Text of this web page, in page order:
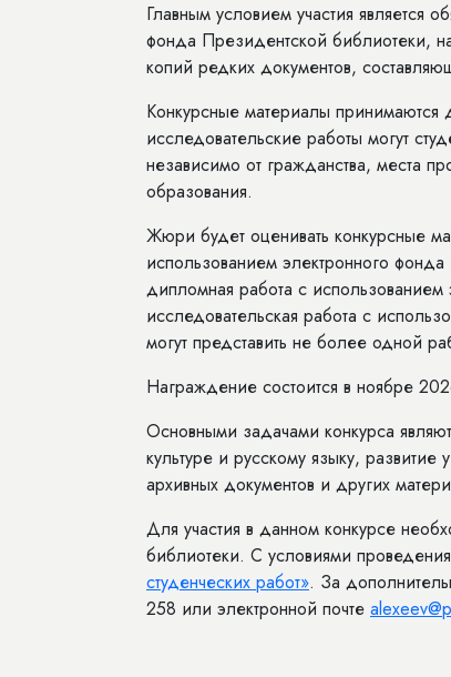
Главным условием участия является
фонда Президентской библиотеки,
копий редких документов,
Конкурсные материалы
исследовательские работы могут
независимо от гражданства, места
образования.
Жюри будет оценивать конкурсные
использованием электронного
дипломная работа с
исследовательская работа с
могут представить не более одной
Награждение состоится в ноябре
Основными задачами конкурса
культуре и русскому языку,
архивных документов и других
Для участия в данном конкурсе
библиотеки. С условиями
студенческих работ». За
258 или электронной почте